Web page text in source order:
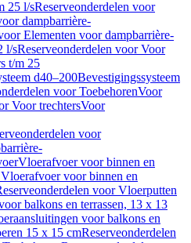
25 l/sReserveonderdelen voor
dampbarrière-
Elementen voor dampbarrière-
l/sReserveonderdelen voor Voor
t/m 25
d40–200Bevestigingssysteem
voor ToebehorenVoor
Voor trechtersVoor
voor
Vloerafvoer voor binnen en
voor binnen en
voor Vloerputten
balkons en terrassen, 13 x 13
voor balkons en
15 x 15 cmReserveonderdelen